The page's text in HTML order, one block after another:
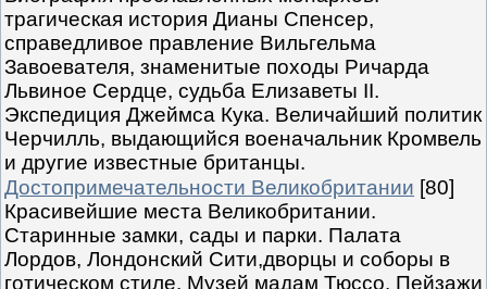
трагическая история Дианы Спенсер,
справедливое правление Вильгельма
Завоевателя, знаменитые походы Ричарда
Львиное Сердце, судьба Елизаветы II.
Экспедиция Джеймса Кука. Величайший политик
Черчилль, выдающийся военачальник Кромвель
и другие известные британцы.
Достопримечательности Великобритании [80]
Красивейшие места Великобритании.
Старинные замки, сады и парки. Палата
Лордов, Лондонский Сити,дворцы и соборы в
готическом стиле. Музей мадам Тюссо. Пейзажи